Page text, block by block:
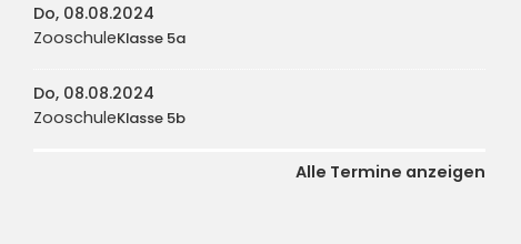
Do, 08.08.2024
ZooschuleKlasse 5a
Do, 08.08.2024
ZooschuleKlasse 5b
Alle Termine anzeigen